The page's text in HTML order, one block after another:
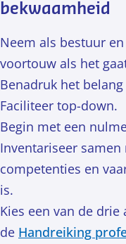
bekwaamheid
Neem als bestuur
voortouw als het
Benadruk het belang
Faciliteer top-down.
Begin met een
Inventariseer
competenties en
is.
Kies een van de
de Handreiking